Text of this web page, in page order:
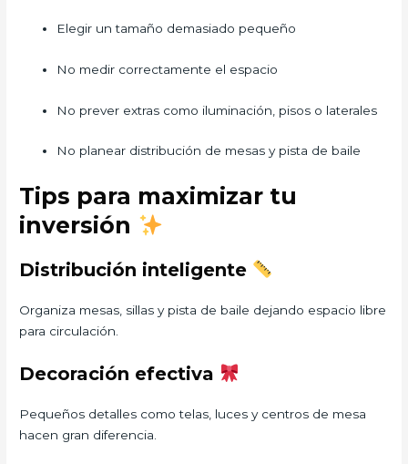
Elegir un tamaño demasiado pequeño
No medir correctamente el espacio
No prever extras como iluminación, pisos o laterales
No planear distribución de mesas y pista de baile
Tips para maximizar tu
inversión
Distribución inteligente
Organiza mesas, sillas y pista de baile dejando espacio libre
para circulación.
Decoración efectiva
Pequeños detalles como telas, luces y centros de mesa
hacen gran diferencia.